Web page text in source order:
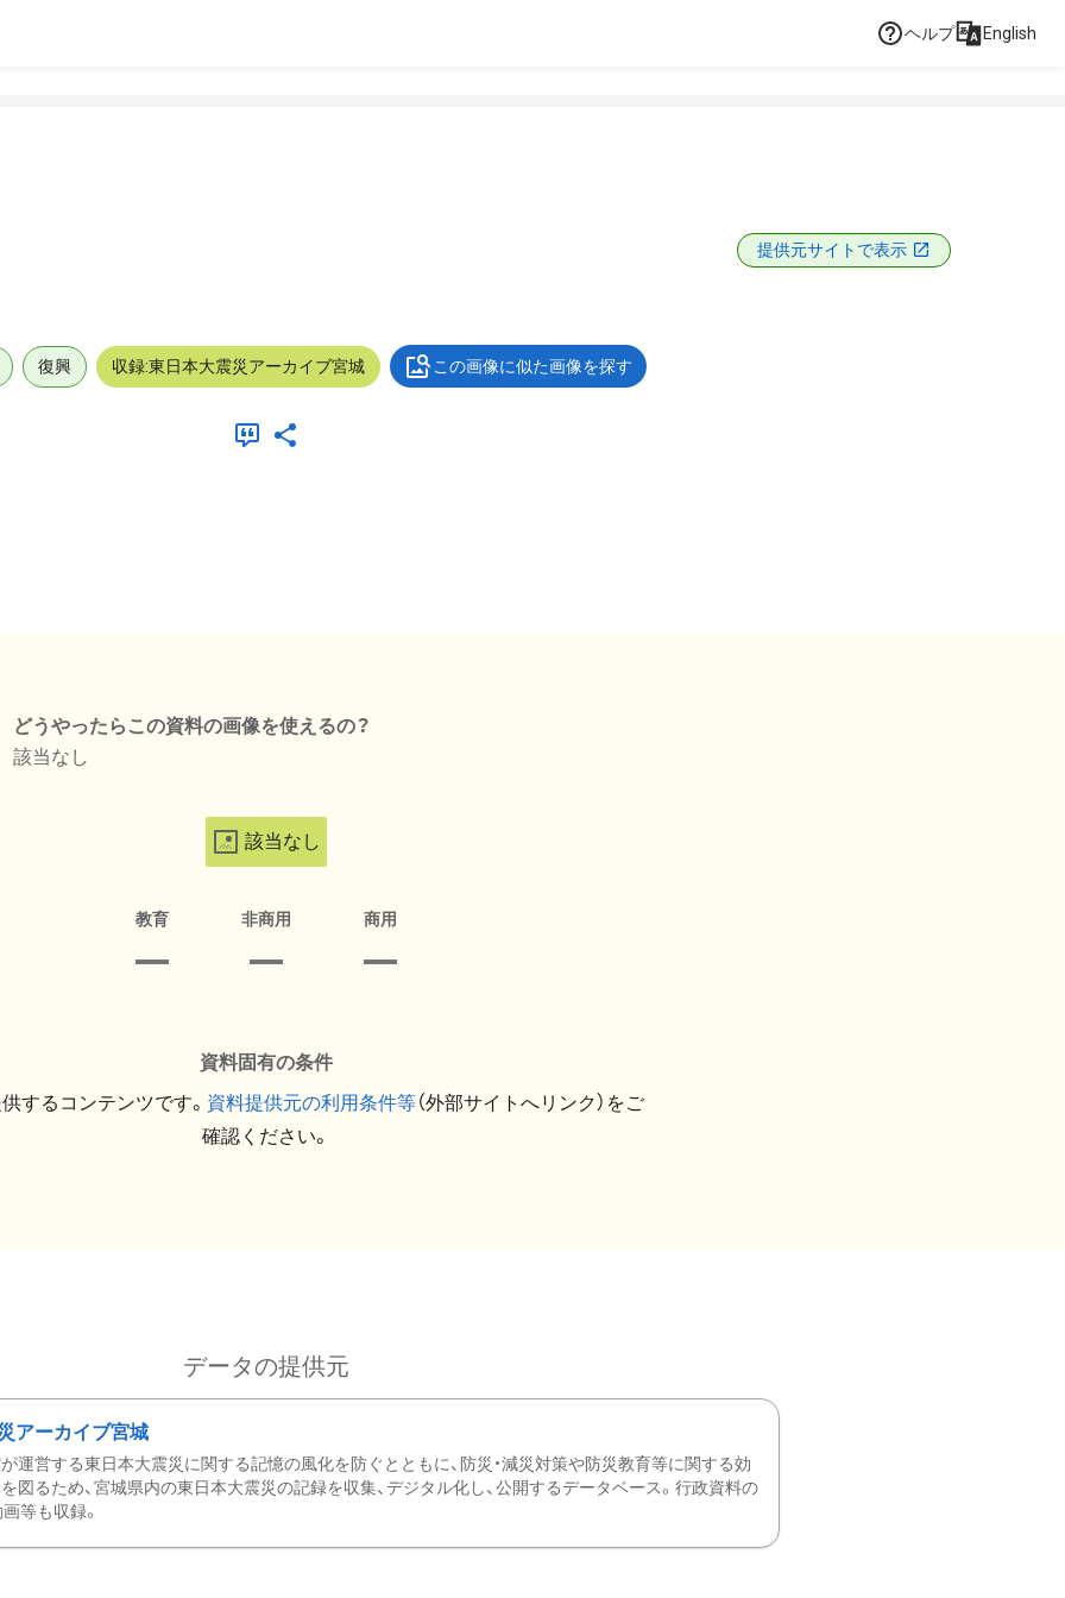
ヘルプ English
提供元サイトで表示
復興 収録:東日本大震災アーカイブ宮城 この画像に似た画像を探す
どうやったらこの資料の画像を使えるの？
該当なし
該当なし
教育 非商用 商用
資料固有の条件
するコンテンツです。 資料提供元の利用条件等（外部サイトへリンク）をご
確認ください。
データの提供元
アーカイブ宮城
運営する東日本大震災に関する記憶の風化を防ぐとともに、防災・減災対策や防災教育等に関する効
図るため、宮城県内の東日本大震災の記録を収集、デジタル化し、公開するデータベース。行政資料の
等も収録。